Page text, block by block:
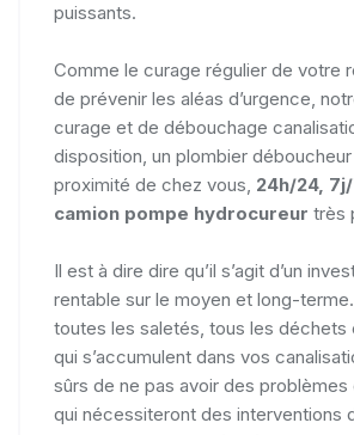
puissants.
Comme le curage régulier de votre
de prévenir les aléas d’urgence,
curage et de débouchage
disposition, un plombier déboucheur
proximité de chez vous, 24h/24,
camion pompe hydrocureur très
Il est à dire dire qu’il s’agit d’un
rentable sur le moyen et long-
toutes les saletés, tous les déchets
qui s’accumulent dans vos
sûrs de ne pas avoir des problèmes
qui nécessiteront des interventions